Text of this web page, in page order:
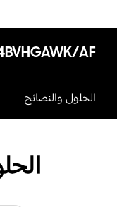
AF
الحلول والنصائح